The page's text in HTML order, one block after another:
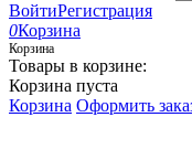
ВойтиРегистрация
Корзина
0Корзина
Товары в корзине:
Корзина пуста
Корзина Оформить